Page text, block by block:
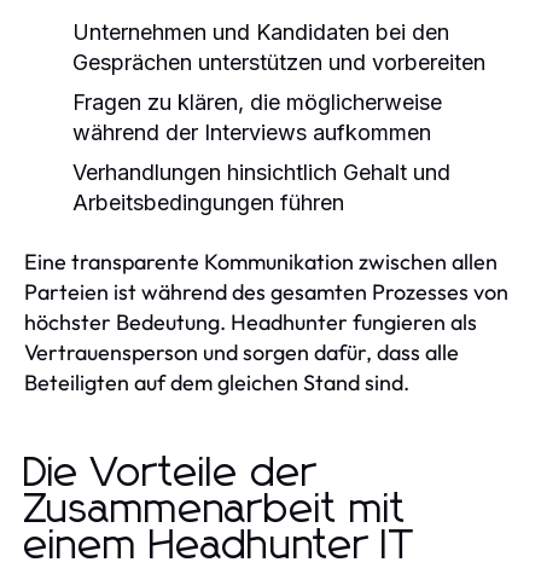
Unternehmen und Kandidaten bei den
Gesprächen unterstützen und vorbereiten
Fragen zu klären, die möglicherweise
während der Interviews aufkommen
Verhandlungen hinsichtlich Gehalt und
Arbeitsbedingungen führen
Eine transparente Kommunikation zwischen allen
Parteien ist während des gesamten Prozesses von
höchster Bedeutung. Headhunter fungieren als
Vertrauensperson und sorgen dafür, dass alle
Beteiligten auf dem gleichen Stand sind.
Die Vorteile der
Zusammenarbeit mit
einem Headhunter IT